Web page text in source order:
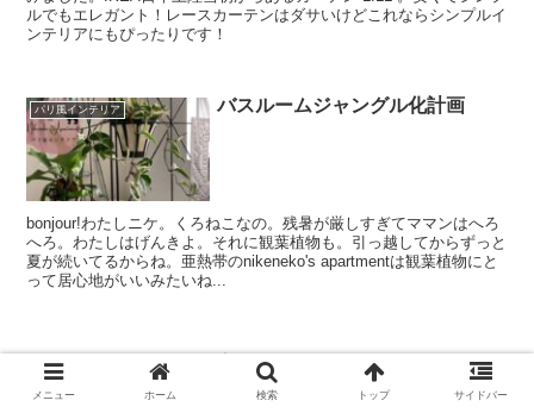
ルでもエレガント！レースカーテンはダサいけどこれならシンプルイ
ンテリアにもぴったりです！
パリ風インテリア バスルームジャングル化計画
bonjour!わたしニケ。くろねこなの。残暑が厳しすぎてママンはへろ
へろ。わたしはげんきよ。それに観葉植物も。引っ越してからずっと
夏が続いてるからね。亜熱帯のnikeneko's apartmentは観葉植物にと
って居心地がいいみたいね...
スポンサーリンク
メニュー ホーム 検索 トップ サイドバー